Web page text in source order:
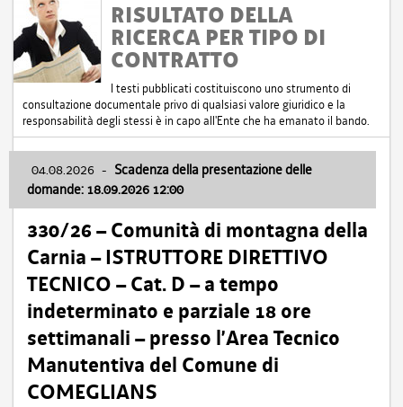
RISULTATO DELLA
RICERCA PER TIPO DI
CONTRATTO
I testi pubblicati costituiscono uno strumento di
consultazione documentale privo di qualsiasi valore giuridico e la
responsabilità degli stessi è in capo all'Ente che ha emanato il bando.
04.08.2026 - Scadenza della presentazione delle
domande: 18.09.2026 12:00
330/26 – Comunità di montagna della
Carnia – ISTRUTTORE DIRETTIVO
TECNICO – Cat. D – a tempo
indeterminato e parziale 18 ore
settimanali – presso l’Area Tecnico
Manutentiva del Comune di
COMEGLIANS